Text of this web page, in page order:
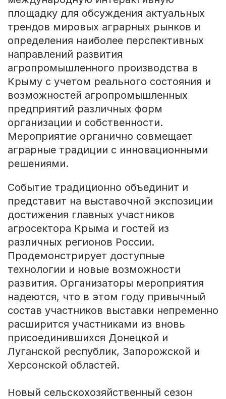
площадку для обсуждения актуальных
трендов мировых аграрных рынков и
определения наиболее перспективных
направлений развития
агропромышленного производства в
Крыму с учетом реального состояния и
возможностей агропромышленных
предприятий различных форм
организации и собственности.
Мероприятие органично совмещает
аграрные традиции с инновационными
решениями.
Событие традиционно объединит и
представит на выставочной экспозиции
достижения главных участников
агросектора Крыма и гостей из
различных регионов России.
Продемонстрирует доступные
технологии и новые возможности
развития. Организаторы мероприятия
надеются, что в этом году привычный
состав участников выставки непременно
расширится участниками из вновь
присоединившихся Донецкой и
Луганской республик, Запорожской и
Херсонской областей.
Новый сельскохозяйственный сезон